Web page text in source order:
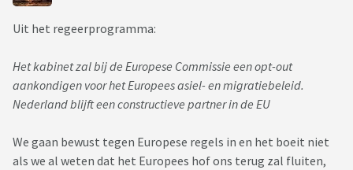
Uit het regeerprogramma:
Het kabinet zal bij de Europese Commissie een opt-out
aankondigen voor het Europees asiel- en migratiebeleid.
Nederland blijft een constructieve partner in de EU
We gaan bewust tegen Europese regels in en het boeit niet
als we al weten dat het Europees hof ons terug zal fluiten,